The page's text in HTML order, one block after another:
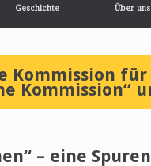
Geschichte Über uns
Kommission
Kommission“
– eine